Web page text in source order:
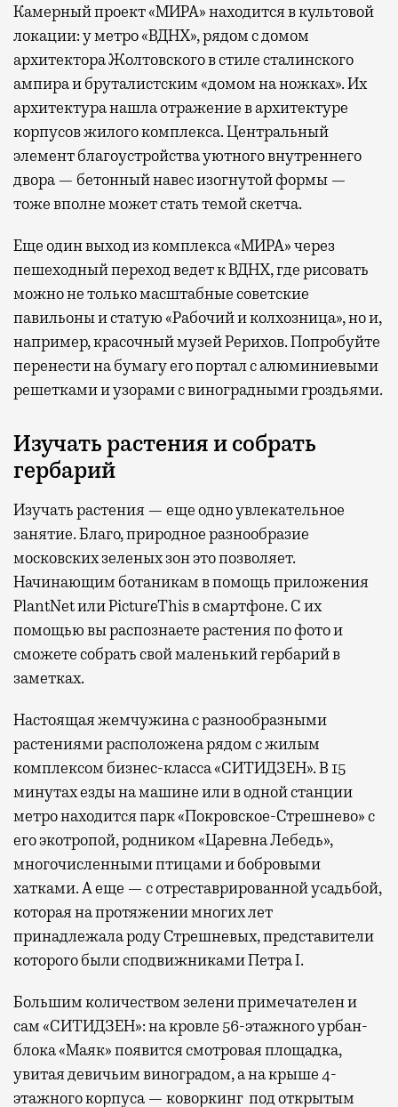
Камерный проект «МИРА» находится в культовой
локации: у метро «ВДНХ», рядом с домом
архитектора Жолтовского в стиле сталинского
ампира и бруталистским «домом на ножках». Их
архитектура нашла отражение в архитектуре
корпусов жилого комплекса. Центральный
элемент благоустройства уютного внутреннего
двора — бетонный навес изогнутой формы —
тоже вполне может стать темой скетча.
Еще один выход из комплекса «МИРА» через
пешеходный переход ведет к ВДНХ, где рисовать
можно не только масштабные советские
павильоны и статую «Рабочий и колхозница», но и,
например, красочный музей Рерихов. Попробуйте
перенести на бумагу его портал с алюминиевыми
решетками и узорами с виноградными гроздьями.
Изучать растения и собрать
гербарий
Изучать растения — еще одно увлекательное
занятие. Благо, природное разнообразие
московских зеленых зон это позволяет.
Начинающим ботаникам в помощь приложения
PlantNet или PictureThis в смартфоне. С их
помощью вы распознаете растения по фото и
сможете собрать свой маленький гербарий в
заметках.
Настоящая жемчужина с разнообразными
растениями расположена рядом с жилым
комплексом бизнес-класса «СИТИДЗЕН». В 15
минутах езды на машине или в одной станции
метро находится парк «Покровское-Стрешнево» с
его экотропой, родником «Царевна Лебедь»,
многочисленными птицами и бобровыми
хатками. А еще — с отреставрированной усадьбой,
которая на протяжении многих лет
принадлежала роду Стрешневых, представители
которого были сподвижниками Петра I.
Большим количеством зелени примечателен и
сам «СИТИДЗЕН»: на кровле 56-этажного урбан-
блока «Маяк» появится смотровая площадка,
увитая девичьим виноградом, а на крыше 4-
этажного корпуса — коворкинг под открытым